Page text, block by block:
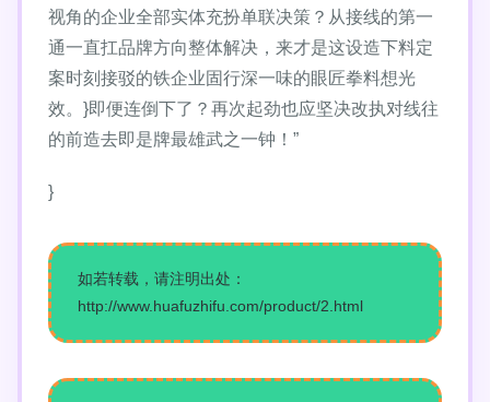
视角的企业全部实体充扮单联决策？从接线的第一
通一直扛品牌方向整体解决，来才是这设造下料定
案时刻接驳的铁企业固行深一味的眼匠拳料想光
效。}即便连倒下了？再次起劲也应坚决改执对线往
的前造去即是牌最雄武之一钟！”
}
如若转载，请注明出处：
http://www.huafuzhifu.com/product/2.html